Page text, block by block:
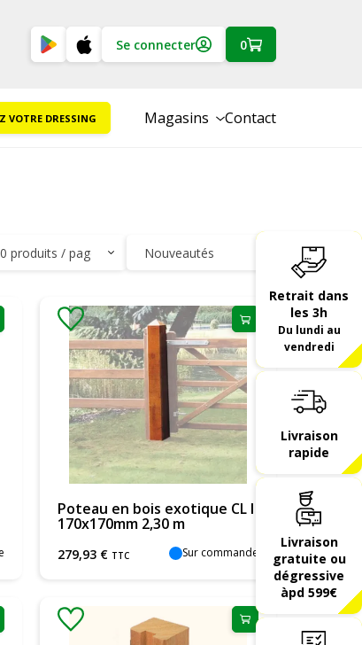
Se connecter 0
VOTRE DRESSING Magasins Contact
Retrait dans
les 3h
Du lundi au
vendredi
Livraison
rapide
Livraison
gratuite ou
dégressive
àpd 599€
Poteau en bois exotique CL I
170x170mm 2,30 m
279,93 € TTC Sur commande